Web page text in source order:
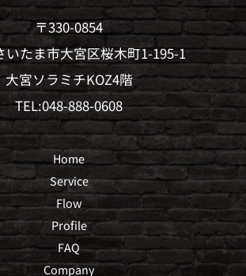
〒330-0854
いたま市大宮区桜木町1-195-1
大宮ソラミチKOZ4階
TEL:048-888-0608
Home
Service
Flow
Profile
FAQ
Company